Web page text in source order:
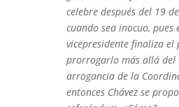
celebre después del 19
cuando sea inocuo, pues
vicepresidente finaliza el
prorrogarlo más allá del
arrogancia de la
entonces Chávez se